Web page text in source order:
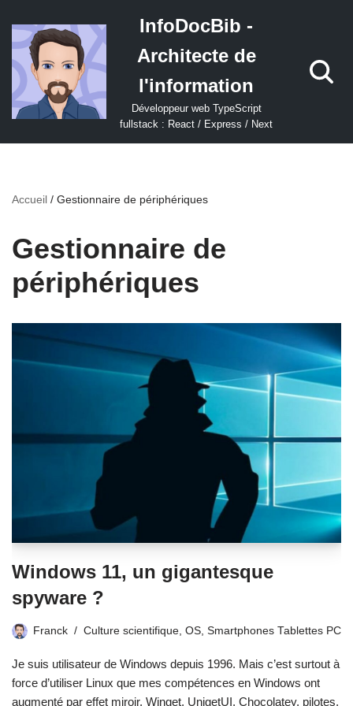
Aller
au
contenu
InfoDocBib -
Architecte de
l'information
Développeur web TypeScript
fullstack : React / Express / Next
Accueil / Gestionnaire de périphériques
Gestionnaire de
périphériques
Windows 11, un gigantesque
spyware ?
Franck Culture scientifique OS Smartphones Tablettes PC
Je suis utilisateur de Windows depuis 1996. Mais c’est surtout à
force d’utiliser Linux que mes compétences en Windows ont
augmenté par effet miroir. Winget, UnigetUI, Chocolatey, pilotes,